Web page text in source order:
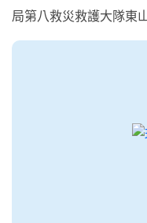
局第八救災救護大隊東